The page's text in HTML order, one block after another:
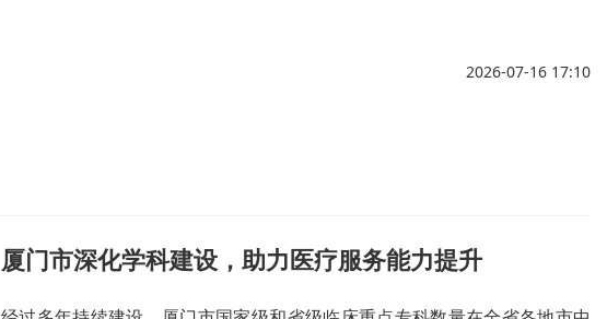
2026-07-16 17:10
厦门市深化学科建设，助力医疗服务能力提升